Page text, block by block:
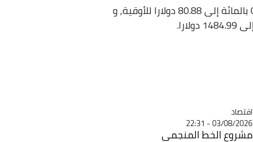
وبالنسبة للمعادن النفيسة الأخرى, زادت الفضة في المعاملات الفورية 0.7 بالمائة إلى 80.88 دولارا للأوقية, و
Catégorie
اقتصاد
03/08/2026 - 22:31
مشروع الخط المنجمي